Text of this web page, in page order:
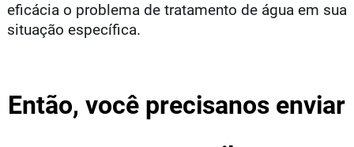
eficácia o problema de tratamento de água em sua
situação específica.
Então, você precisanos enviar